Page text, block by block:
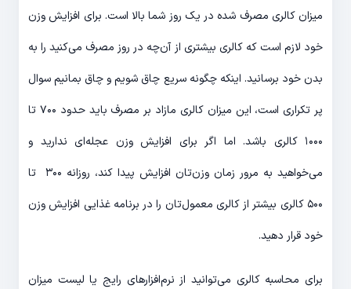
میزان کالری مصرف شده در یک روز شما بالا است. برای افزایش وزن
خود لازم است که کالری بیشتری از آن‌چه در روز مصرف می‌کنید را به
بدن خود برسانید. اینکه چگونه سریع چاق شویم و چاق بمانیم سوال
پر تکراری است، این میزان کالری مازاد بر مصرف باید حدود ۷۰۰ تا
۱۰۰۰ کالری باشد. اما اگر برای افزایش وزن عجله‌ای ندارید و
می‌خواهید به مرور زمان وزن‌تان افزایش پیدا کند، روزانه ۳۰۰ تا
۵۰۰ کالری بیشتر از کالری معمول‌تان را در برنامه غذایی افزایش وزن
خود قرار دهید.
برای محاسبه کالری می‌توانید از نرم‌افزارهای رایج یا لیست میزان